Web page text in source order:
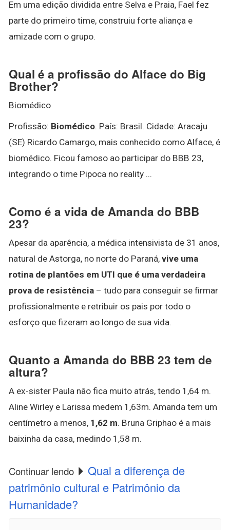
Em uma edição dividida entre Selva e Praia, Fael fez
parte do primeiro time, construiu forte aliança e
amizade com o grupo.
Qual é a profissão do Alface do Big
Brother?
Biomédico
Profissão: Biomédico. País: Brasil. Cidade: Aracaju
(SE) Ricardo Camargo, mais conhecido como Alface, é
biomédico. Ficou famoso ao participar do BBB 23,
integrando o time Pipoca no reality ...
Como é a vida de Amanda do BBB
23?
Apesar da aparência, a médica intensivista de 31 anos,
natural de Astorga, no norte do Paraná, vive uma
rotina de plantões em UTI que é uma verdadeira
prova de resistência – tudo para conseguir se firmar
profissionalmente e retribuir os pais por todo o
esforço que fizeram ao longo de sua vida.
Quanto a Amanda do BBB 23 tem de
altura?
A ex-sister Paula não fica muito atrás, tendo 1,64 m.
Aline Wirley e Larissa medem 1,63m. Amanda tem um
centímetro a menos, 1,62 m. Bruna Griphao é a mais
baixinha da casa, medindo 1,58 m.
Continuar lendo
Qual a diferença de
patrimônio cultural e Patrimônio da
Humanidade?